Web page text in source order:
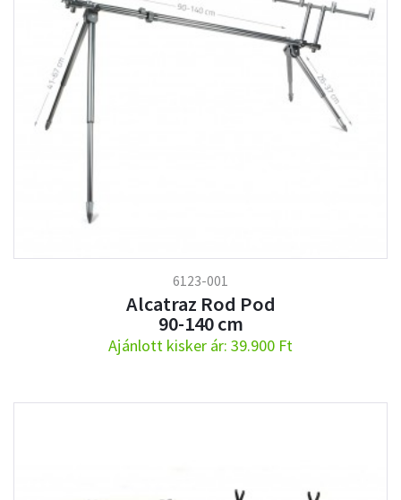
6123-001
Alcatraz Rod Pod
90-140 cm
Ajánlott kisker ár: 39.900 Ft